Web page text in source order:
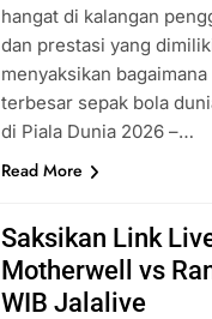
hangat di kalangan
dan prestasi yang
menyaksikan
terbesar sepak bola
di Piala Dunia 2026 –…
Read More
Saksikan Link
Motherwell vs
WIB Jalalive